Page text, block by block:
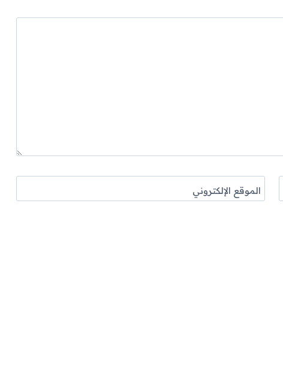
الموقع الإلكتروني